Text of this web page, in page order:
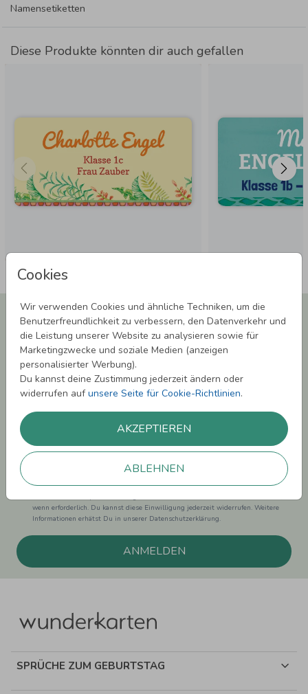
Cookies
Wir verwenden Cookies und ähnliche Techniken, um die
Benutzerfreundlichkeit zu verbessern, den Datenverkehr und
die Leistung unserer Website zu analysieren sowie für
Marketingzwecke und soziale Medien (anzeigen
personalisierter Werbung).
Du kannst deine Zustimmung jederzeit ändern oder
widerrufen aufunsere Seite für Cookie-Richtlinien.
AKZEPTIEREN
ABLEHNEN
Namensetiketten
Diese Produkte könnten dir auch gefallen
Newsletter abonnieren und 5,00 € Rabatt**
sichern!
Melde Dich zu unserem Newsletter an und bleibe auf dem
Laufenden.
Einwilligung zur Datennutzung für Marketingzwecke: Hiermit willigst Du ein,
dass wir Dich mit neuesten Informationen aus unserem Angebot informieren
können. Dies umfasst den Versand unseres Newsletters. Zudem können wir Dir
Produktinformationen zu Deinen Interessen auf anderen Plattformen wie
Facebook und Google anzeigen. Um Dir diesen Service anbieten zu können,
wenn erforderlich. Du kannst diese Einwilligung jederzeit widerrufen. Weitere
Informationen erhätst Du in unserer Datenschutzerklärung.
ANMELDEN
SPRÜCHE ZUM GEBURTSTAG